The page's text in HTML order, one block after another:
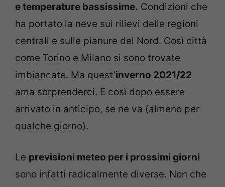
e temperature bassissime. Condizioni che
ha portato la neve sui rilievi delle regioni
centrali e sulle pianure del Nord. Così città
come Torino e Milano si sono trovate
imbiancate. Ma quest’inverno 2021/22
ama sorprenderci. E così dopo essere
arrivato in anticipo, se ne va (almeno per
qualche giorno).
Le previsioni meteo per i prossimi giorni
sono infatti radicalmente diverse. Non che